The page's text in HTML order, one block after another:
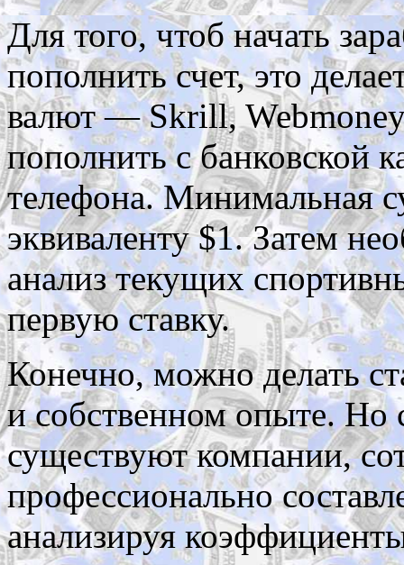
Для того, чтоб начать
пополнить счет, это
валют — Skrill,
пополнить с банковской
телефона. Минимальная
эквиваленту $1. Затем
анализ текущих
первую ставку.
Конечно, можно делать
и собственном опыте. Но
существуют компании,
профессионально
анализируя